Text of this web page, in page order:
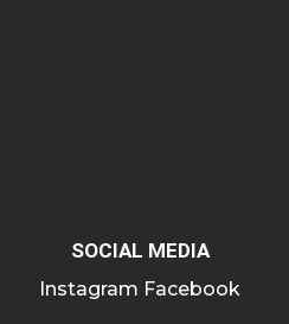
SOCIAL MEDIA
Instagram Facebook